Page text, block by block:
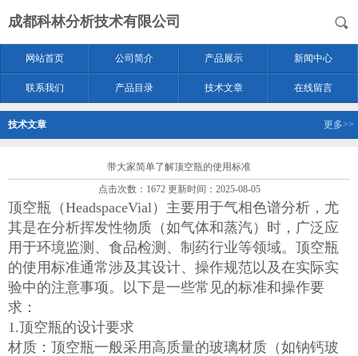
成都科林分析技术有限公司
网站首页 公司简介 产品展示 新闻中心
联系我们 产品目录 技术文章 在线留言
技术文章 更多>>
带大家简单了解顶空瓶的使用标准
点击次数：1672 更新时间：2025-08-05
顶空瓶（HeadspaceVial）主要用于气相色谱分析，尤
其是在分析挥发性物质（如气体和蒸汽）时，广泛应
用于环境监测、食品检测、制药行业等领域。顶空瓶
的使用标准通常涉及其设计、操作规范以及在实际实
验中的注意事项。以下是一些常见的标准和操作要
求：
1.顶空瓶的设计要求
材质：顶空瓶一般采用高质量的玻璃材质（如钠钙玻